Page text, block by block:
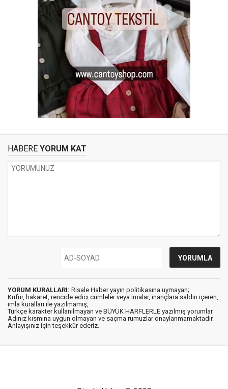
HABERE YORUM KAT
YORUM KURALLARI: Risale Haber yayın politikasına uymayan;
Küfür, hakaret, rencide edici cümleler veya imalar, inançlara saldırı içeren,
imla kuralları ile yazılmamış,
Türkçe karakter kullanılmayan ve BÜYÜK HARFLERLE yazılmış yorumlar
Adınız kısmına uygun olmayan ve saçma rumuzlar onaylanmamaktadır.
Anlayışınız için teşekkür ederiz.